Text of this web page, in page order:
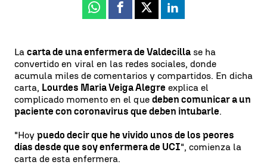
Whatsapp
Facebook
X Linkedin
La carta de una enfermera de Valdecilla se ha
convertido en viral en las redes sociales, donde
acumula miles de comentarios y compartidos. En dicha
carta, Lourdes Maria Veiga Alegre explica el
complicado momento en el que deben comunicar a un
paciente con coronavirus que deben intubarle.
"Hoy puedo decir que he vivido unos de los peores
días desde que soy enfermera de UCI", comienza la
carta de esta enfermera.